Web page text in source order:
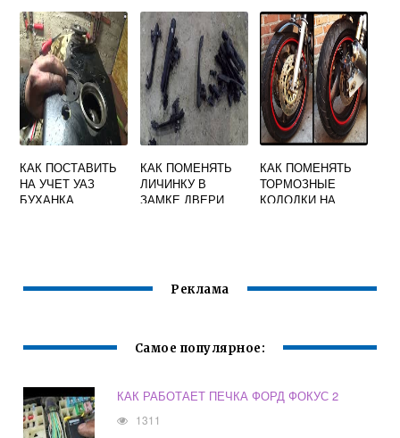
КАК ПОСТАВИТЬ
НА УЧЕТ УАЗ
БУХАНКА
КАК ПОМЕНЯТЬ
ЛИЧИНКУ В
ЗАМКЕ ДВЕРИ
КАК ПОМЕНЯТЬ
ТОРМОЗНЫЕ
КОЛОДКИ НА
Реклама
Самое популярное:
КАК РАБОТАЕТ ПЕЧКА ФОРД ФОКУС 2
1311